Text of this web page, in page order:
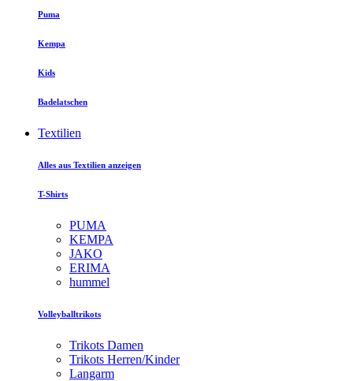
Puma
Kempa
Kids
Badelatschen
Textilien
Alles aus Textilien anzeigen
T-Shirts
PUMA
KEMPA
JAKO
ERIMA
hummel
Volleyballtrikots
Trikots Damen
Trikots Herren/Kinder
Langarm